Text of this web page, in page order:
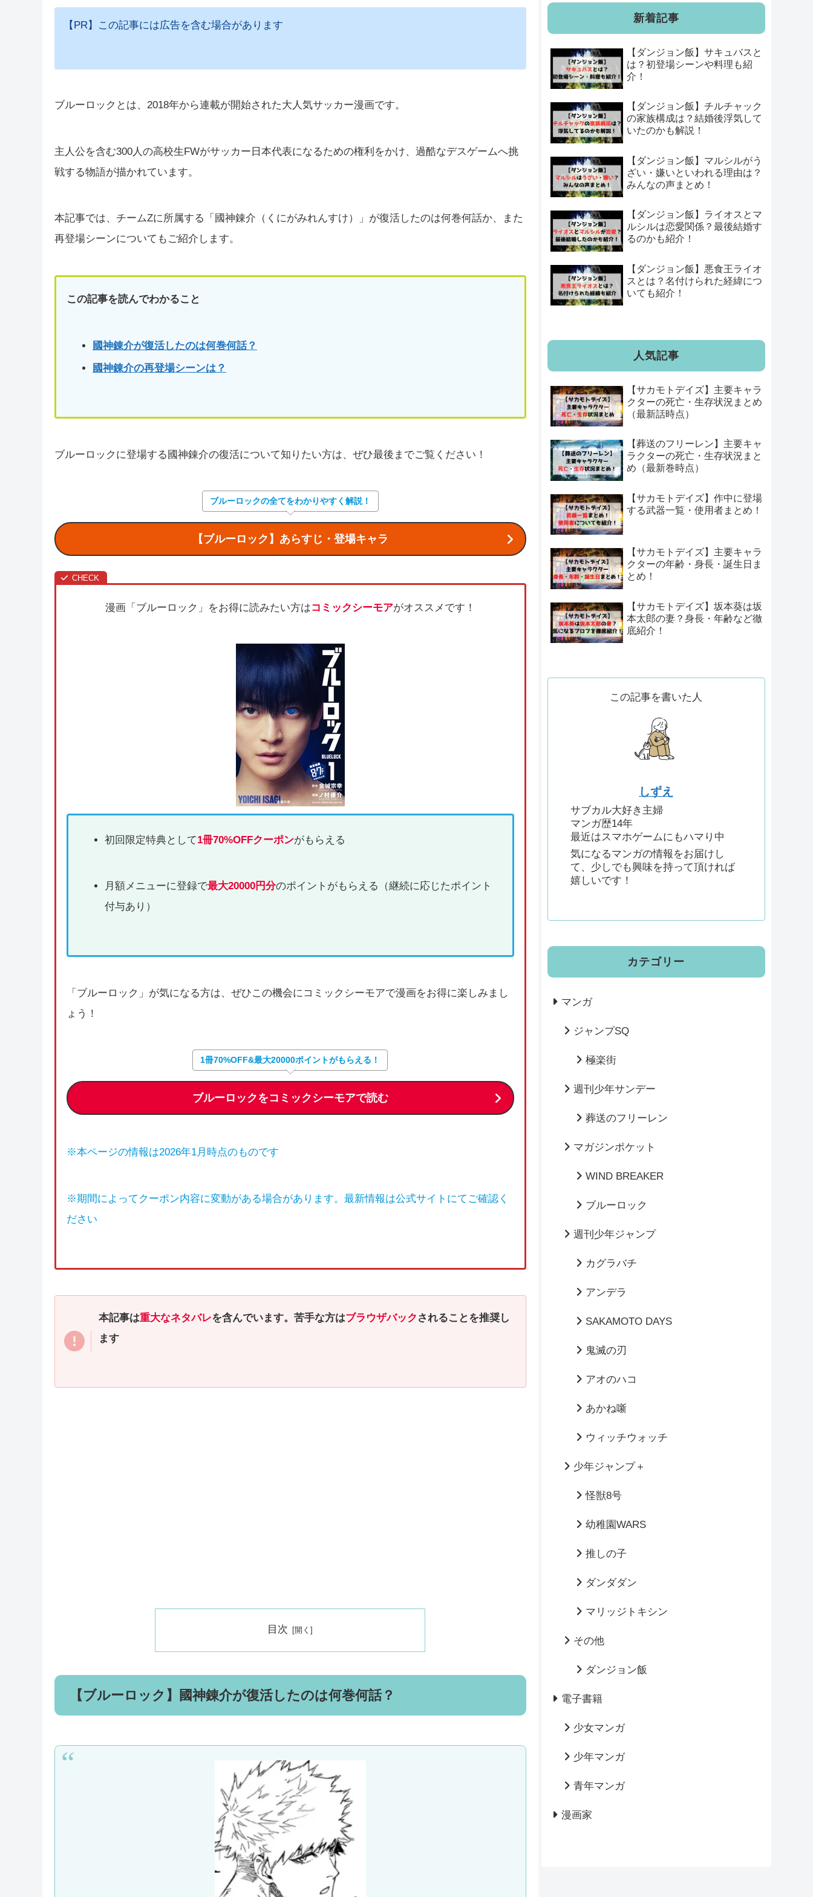
【PR】この記事には広告を含む場合があります
ブルーロックとは、2018年から連載が開始された大人気サッカー漫画です。
主人公を含む300人の高校生FWがサッカー日本代表になるための権利をかけ、過酷なデスゲームへ挑
戦する物語が描かれています。
本記事では、チームZに所属する「國神錬介（くにがみれんすけ）」が復活したのは何巻何話か、また
再登場シーンについてもご紹介します。
この記事を読んでわかること
國神錬介が復活したのは何巻何話？
國神錬介の再登場シーンは？
ブルーロックに登場する國神錬介の復活について知りたい方は、ぜひ最後までご覧ください！
ブルーロックの全てをわかりやすく解説！
【ブルーロック】あらすじ・登場キャラ
漫画「ブルーロック」をお得に読みたい方はコミックシーモアがオススメです！
初回限定特典として1冊70%OFFクーポンがもらえる
月額メニューに登録で最大20000円分のポイントがもらえる（継続に応じたポイント
付与あり）
「ブルーロック」が気になる方は、ぜひこの機会にコミックシーモアで漫画をお得に楽しみまし
ょう！
1冊70%OFF&最大20000ポイントがもらえる！
ブルーロックをコミックシーモアで読む
※本ページの情報は2026年1月時点のものです
※期間によってクーポン内容に変動がある場合があります。最新情報は公式サイトにてご確認く
ださい
本記事は重大なネタバレを含んでいます。苦手な方はブラウザバック されることを推奨し
ます
目次
【ブルーロック】國神錬介が復活したのは何巻何話？
新着記事
【ダンジョン飯】サキュバスと
は？初登場シーンや料理も紹
介！
【ダンジョン飯】チルチャック
の家族構成は？結婚後浮気して
いたのかも解説！
【ダンジョン飯】マルシルがう
ざい・嫌いといわれる理由は？
みんなの声まとめ！
【ダンジョン飯】ライオスとマ
ルシルは恋愛関係？最後結婚す
るのかも紹介！
【ダンジョン飯】悪食王ライオ
スとは？名付けられた経緯につ
いても紹介！
人気記事
【サカモトデイズ】主要キャラ
クターの死亡・生存状況まとめ
（最新話時点）
【葬送のフリーレン】主要キャ
ラクターの死亡・生存状況まと
め（最新巻時点）
【サカモトデイズ】作中に登場
する武器一覧・使用者まとめ！
【サカモトデイズ】主要キャラ
クターの年齢・身長・誕生日ま
とめ！
【サカモトデイズ】坂本葵は坂
本太郎の妻？身長・年齢など徹
底紹介！
この記事を書いた人
しずえ
サブカル大好き主婦
マンガ歴14年
最近はスマホゲームにもハマり中
気になるマンガの情報をお届けし
て、少しでも興味を持って頂ければ
嬉しいです！
カテゴリー
マンガ
ジャンプSQ
極楽街
週刊少年サンデー
葬送のフリーレン
マガジンポケット
WIND BREAKER
ブルーロック
週刊少年ジャンプ
カグラバチ
アンデラ
SAKAMOTO DAYS
鬼滅の刃
アオのハコ
あかね噺
ウィッチウォッチ
少年ジャンプ＋
怪獣8号
幼稚園WARS
推しの子
ダンダダン
マリッジトキシン
その他
ダンジョン飯
電子書籍
少女マンガ
少年マンガ
青年マンガ
漫画家